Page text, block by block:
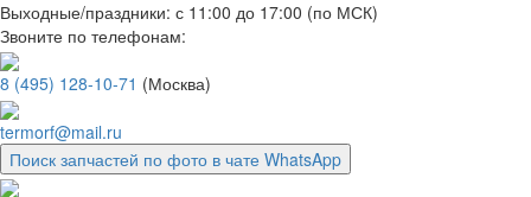
Выходные/праздники: с 11:00 до 17:00 (по МСК)
Звоните по телефонам:
8 (495) 128-10-71 (Москва)
termorf@mail.ru
Поиск запчастей по фото в чате WhatsApp